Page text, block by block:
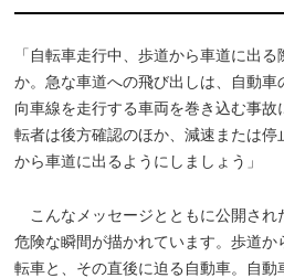
「自転車走行中、歩道から車道に出
か。急な車道への飛び出しは、自動
向車線を走行する車両を巻き込む事
転者は後方確認のほか、減速または
から車道に出るようにしましょう」
こんなメッセージとともに公開され
危険な瞬間が描かれています。歩道か
転車と、その直後に迫る自動車。自